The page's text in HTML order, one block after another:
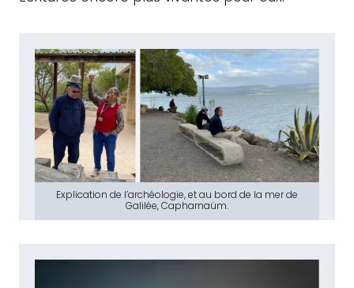
Explication de l’archéologie, et au bord de la mer de
Galilée, Capharnaüm.